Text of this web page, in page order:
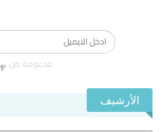
مدعومة من
الأرشيف